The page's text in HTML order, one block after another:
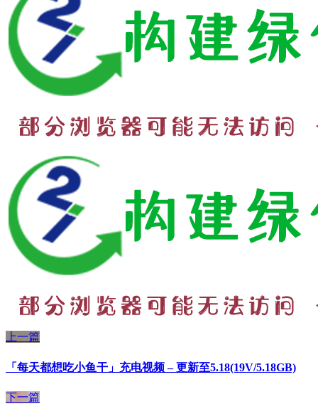
上一篇
「每天都想吃小鱼干」充电视频 – 更新至5.18(19V/5.18GB)
下一篇